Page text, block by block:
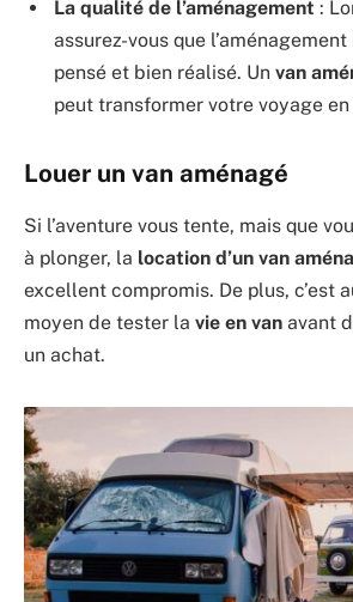
La qualité de l’aménagement :
assurez-vous que
pensé et bien réalisé. Un van
peut transformer votre voyage en
Louer un van aménagé
Si l’aventure vous tente, mais que
à plonger, la location d’un van
excellent compromis. De plus, c’est
moyen de tester la vie en van avant
un achat.